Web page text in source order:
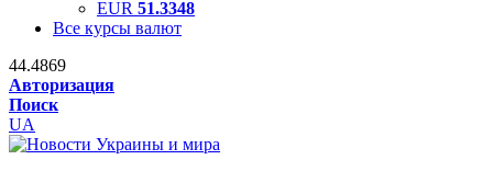
EUR 51.3348
Все курсы валют
44.4869
Авторизация
Поиск
UA